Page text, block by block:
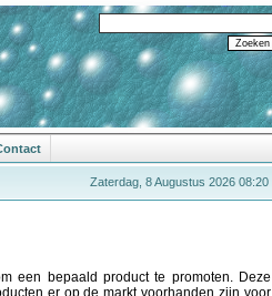
Zaterdag, 8 Augustus 2026 08:20
een bepaald product te promoten. Deze
er op de markt voorhanden zijn voor